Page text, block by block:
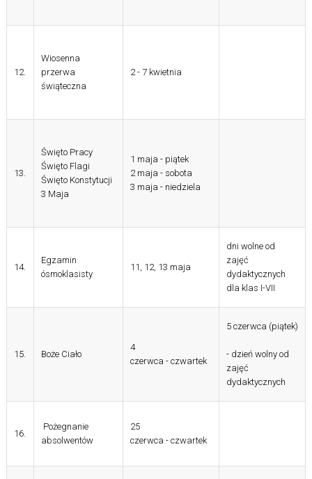
12.
Wiosenna
przerwa
świąteczna
2 - 7 kwietnia
13.
Święto Pracy
Święto Flagi
Święto Konstytucji
3 Maja
1 maja - piątek
2 maja - sobota
3 maja - niedziela
14.
Egzamin
ósmoklasisty
11, 12, 13 maja
dni wolne od
zajęć
dydaktycznych
dla klas I-VII
15. Boże Ciało
4
czerwca - czwartek
5 czerwca (piątek)
- dzień wolny od
zajęć
dydaktycznych
16.
Pożegnanie
absolwentów
25
czerwca - czwartek